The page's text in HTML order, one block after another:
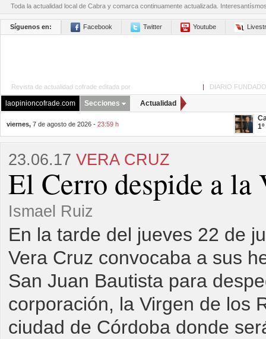
Toda la actualidad local de Cabra y comarca continuamente actualizada.
Síguenos en: Facebook Twitter Youtube
Revista de actualidad cofrade editada por | DIARIO
laopinioncofrade.com Secciones Actualidad
viernes, 7 de agosto de 2026 - 23:59 h
23.06.17 VERA CRUZ
El Cerro despide a la
Ismael Ruiz
En la tarde del jueves 22 de
Vera Cruz convocaba a sus
San Juan Bautista para
corporación, la Virgen de los
ciudad de Córdoba donde